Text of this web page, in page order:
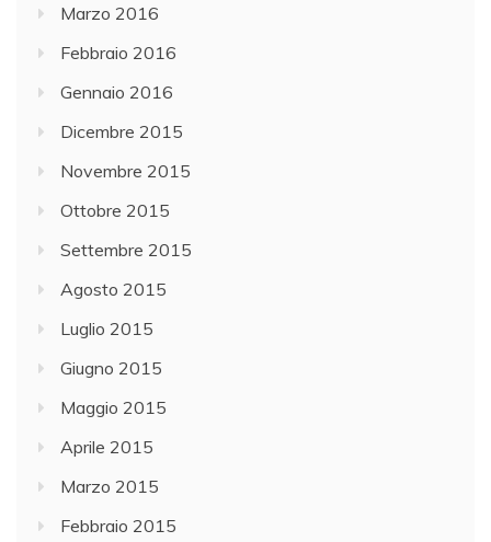
Marzo 2016
Febbraio 2016
Gennaio 2016
Dicembre 2015
Novembre 2015
Ottobre 2015
Settembre 2015
Agosto 2015
Luglio 2015
Giugno 2015
Maggio 2015
Aprile 2015
Marzo 2015
Febbraio 2015